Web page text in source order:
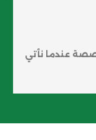
عندما نأتي